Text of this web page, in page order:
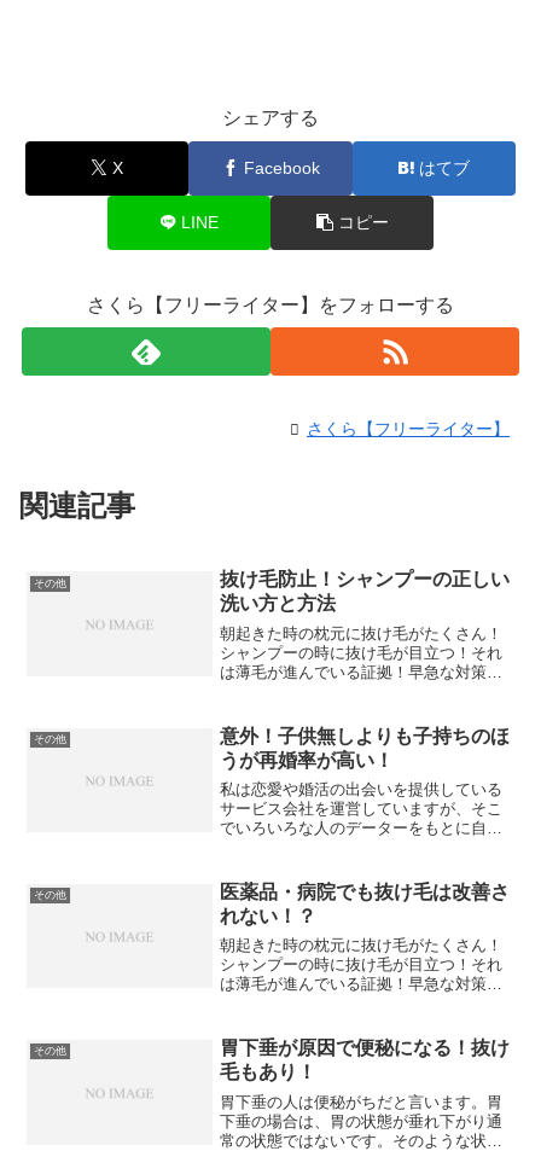
シェアする
X Facebook はてブ
LINE コピー
さくら【フリーライター】をフォローする
さくら【フリーライター】
関連記事
その他
抜け毛防止！シャンプーの正しい
洗い方と方法
朝起きた時の枕元に抜け毛がたくさん！
シャンプーの時に抜け毛が目立つ！それ
は薄毛が進んでいる証拠！早急な対策が
その他
意外！子供無しよりも子持ちのほ
うが再婚率が高い！
私は恋愛や婚活の出会いを提供している
サービス会社を運営していますが、そこ
でいろいろな人のデーターをもとに自分
再婚率が高いということでした。結婚し
て離婚した男性や女性はたく...
その他
医薬品・病院でも抜け毛は改善さ
れない！？
朝起きた時の枕元に抜け毛がたくさん！
シャンプーの時に抜け毛が目立つ！それ
は薄毛が進んでいる証拠！早急な対策が
その他
胃下垂が原因で便秘になる！抜け
毛もあり！
胃下垂の人は便秘がちだと言います。胃
下垂の場合は、胃の状態が垂れ下がり通
常の状態ではないです。そのような状態